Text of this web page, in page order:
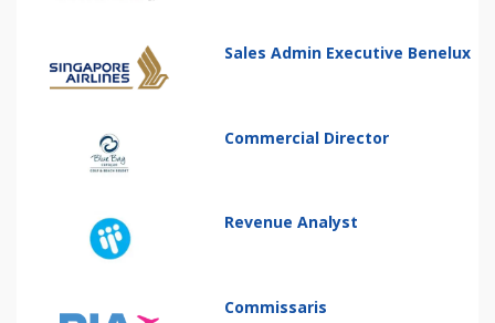
Sales Admin Executive Benelux
Commercial Director
Revenue Analyst
Commissaris